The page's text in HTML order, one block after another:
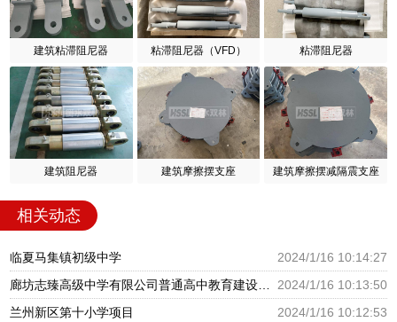
建筑粘滞阻尼器 粘滞阻尼器（VFD） 粘滞阻尼器
建筑阻尼器 建筑摩擦摆支座 建筑摩擦摆减隔震支座
相关动态
临夏马集镇初级中学
2024/1/16 10:14:27
2024/1/16 10:13:50
兰州新区第十小学项目
2024/1/16 10:12:53